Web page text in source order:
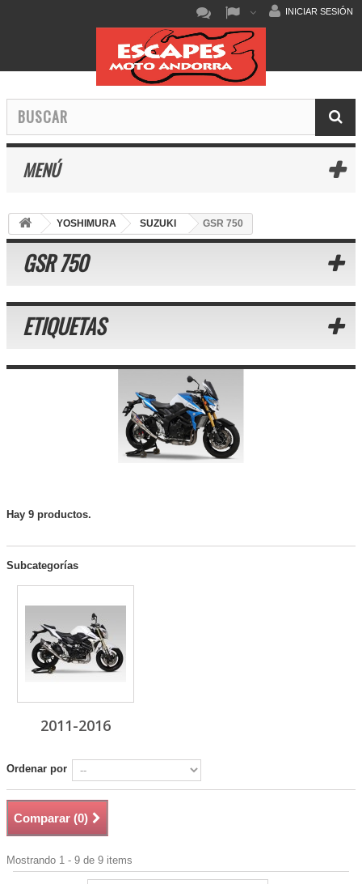
INICIAR SESIÓN
MENÚ
YOSHIMURA SUZUKI GSR 750
GSR 750
ETIQUETAS
Hay 9 productos.
Subcategorías
2011-2016
Ordenar por
Comparar (0)
Mostrando 1 - 9 de 9 items